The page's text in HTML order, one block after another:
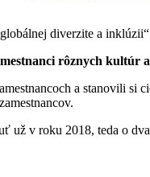
diverzite a
rôznych kultúr
a stanovili si
už v roku 2018, teda o